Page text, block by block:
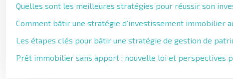
Quelles sont les meilleures stratégies pour réussir son
Comment bâtir une stratégie d’investissement immobilier
Les étapes clés pour bâtir une stratégie de gestion de
Prêt immobilier sans apport : nouvelle loi et perspectives